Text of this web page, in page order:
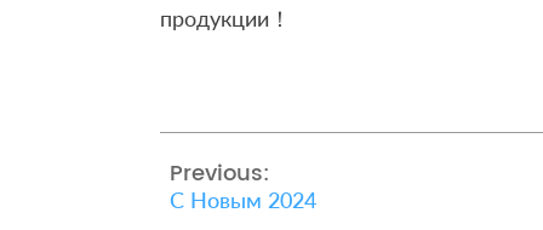
продукции！
Previous:
С Новым 2024